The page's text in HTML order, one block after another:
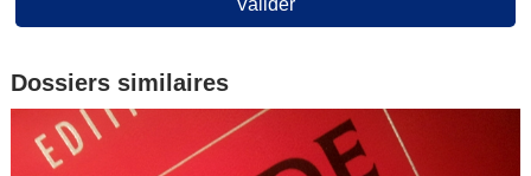
Dossiers similaires